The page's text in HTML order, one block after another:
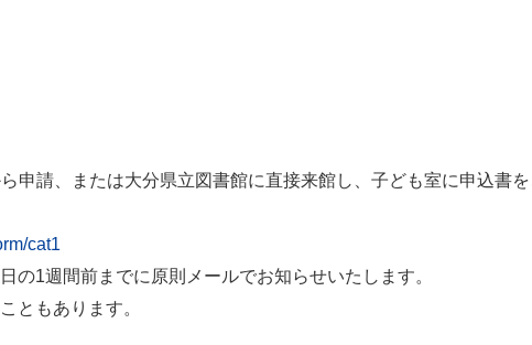
申請、または大分県立図書館に直接来館し、子ども室に申込書
cat1
の1週間前までに原則メールでお知らせいたします。
ともあります。